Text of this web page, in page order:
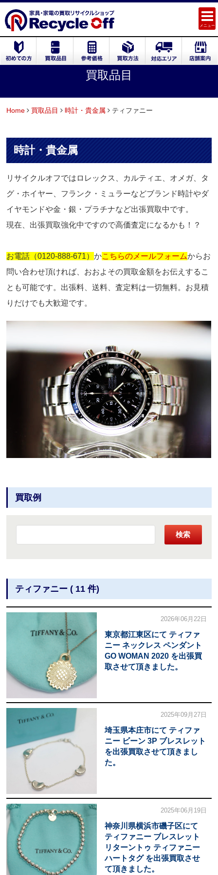
メニュー
買取品目
Home 買取品目 時計・貴金属 ティファニー
時計・貴金属
リサイクルオフではロレックス、カルティエ、オメガ、タ
グ・ホイヤー、フランク・ミュラーなどブランド時計やダ
イヤモンドや金・銀・プラチナなど出張買取中です。
現在、出張買取強化中ですので高価査定になるかも！？
お電話（0120-888-671）かこちらのメールフォームからお
問い合わせ頂ければ、おおよその買取金額をお伝えするこ
とも可能です。出張料、送料、査定料は一切無料。お見積
りだけでも大歓迎です。
買取例
検索
ティファニー ( 11 件)
2026年06月22日
東京都江東区にて ティファ
ニー ネックレス ペンダント
GO WOMAN 2020 を出張買
取させて頂きました。
2025年09月27日
埼玉県本庄市にて ティファ
ニー ビーン 3P ブレスレット
を出張買取させて頂きまし
た。
2025年06月19日
神奈川県横浜市磯子区にて
ティファニー ブレスレット
リターントゥ ティファニー
ハートタグ を出張買取させ
て頂きました。